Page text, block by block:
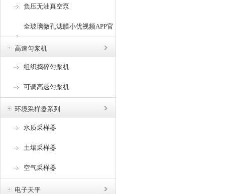
爱而生
负压无油真空泵
全玻璃微孔滤膜小优视频APP官
网下载为爱而生
高速匀浆机
组织捣碎匀浆机
可调高速匀浆机
环境采样器系列
水质采样器
土壤采样器
空气采样器
电子天平